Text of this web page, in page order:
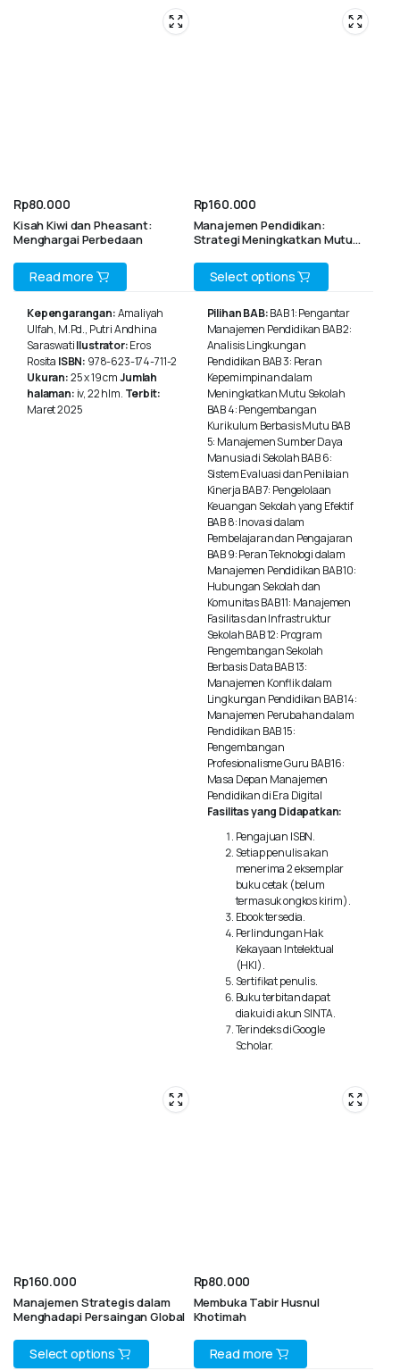
Rp80.000
Kisah Kiwi dan Pheasant:
Menghargai Perbedaan
Read more
Kepengarangan:Amaliyah
Ulfah, M.Pd., Putri Andhina
SaraswatiIlustrator:Eros
Rosita ISBN: 978-623-174-711-2
Ukuran:25 x 19 cmJumlah
halaman: iv, 22 hlm. Terbit:
Maret 2025
Rp160.000
Manajemen Pendidikan:
Strategi Meningkatkan Mutu
Select options
This
product
has
multiple
variants.
The
options
may
be
chosen
on
the
product
page
Pilihan BAB:BAB 1: Pengantar
Manajemen Pendidikan BAB 2:
Analisis Lingkungan
Pendidikan BAB 3: Peran
Kepemimpinan dalam
Meningkatkan Mutu Sekolah
BAB 4: Pengembangan
Kurikulum Berbasis Mutu BAB
5: Manajemen Sumber Daya
Manusia di Sekolah BAB 6:
Sistem Evaluasi dan Penilaian
Kinerja BAB 7: Pengelolaan
Keuangan Sekolah yang Efektif
BAB 8: Inovasi dalam
Pembelajaran dan Pengajaran
BAB 9: Peran Teknologi dalam
Manajemen Pendidikan BAB 10:
Hubungan Sekolah dan
Komunitas BAB 11: Manajemen
Fasilitas dan Infrastruktur
Sekolah BAB 12: Program
Pengembangan Sekolah
Berbasis Data BAB 13:
Manajemen Konflik dalam
Lingkungan Pendidikan BAB 14:
Manajemen Perubahan dalam
Pendidikan BAB 15:
Pengembangan
Profesionalisme Guru BAB 16:
Masa Depan Manajemen
Pendidikan di Era Digital
Fasilitas yang Didapatkan:
Pengajuan ISBN.
Setiap penulis akan
menerima 2 eksemplar
buku cetak (belum
termasuk ongkos kirim).
Ebook tersedia.
Perlindungan Hak
Kekayaan Intelektual
(HKI).
Sertifikat penulis.
Buku terbitan dapat
diakui di akun SINTA.
Terindeks di Google
Scholar.
Rp160.000
Manajemen Strategis dalam
Menghadapi Persaingan Global
Select options
This
Rp80.000
Membuka Tabir Husnul
Khotimah
Read more